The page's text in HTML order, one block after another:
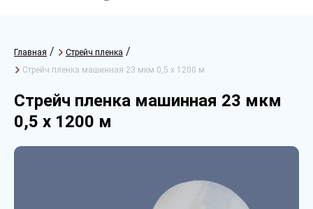
Главная / Стрейч пленка /
Стрейч пленка машинная 23 мкм 0,5 х 1200 м
Стрейч пленка машинная 23 мкм
0,5 х 1200 м